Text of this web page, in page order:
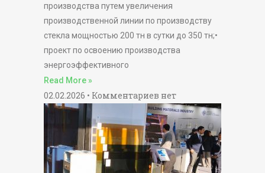
производства путем увеличения
производственной линии по производству
стекла мощностью 200 тн в сутки до 350 тн;•
проект по освоению производства
энергоэффективного
Read More »
02.02.2026 Комментариев нет